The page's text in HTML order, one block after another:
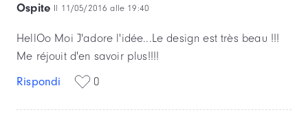
Ospite Il 11/05/2016 alle 19:40
HellOo Moi J'adore l'idée...Le design est très beau !!!
Me réjouit d'en savoir plus!!!!
Rispondi
0